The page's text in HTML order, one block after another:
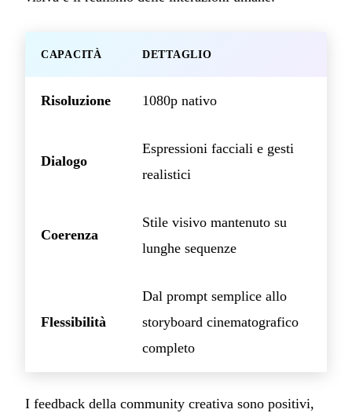
CAPACITÀ DETTAGLIO
Risoluzione 1080p nativo
Dialogo
Espressioni facciali e gesti
realistici
Coerenza
Stile visivo mantenuto su
lunghe sequenze
Flessibilità
Dal prompt semplice allo
storyboard cinematografico
completo
I feedback della community creativa sono positivi,